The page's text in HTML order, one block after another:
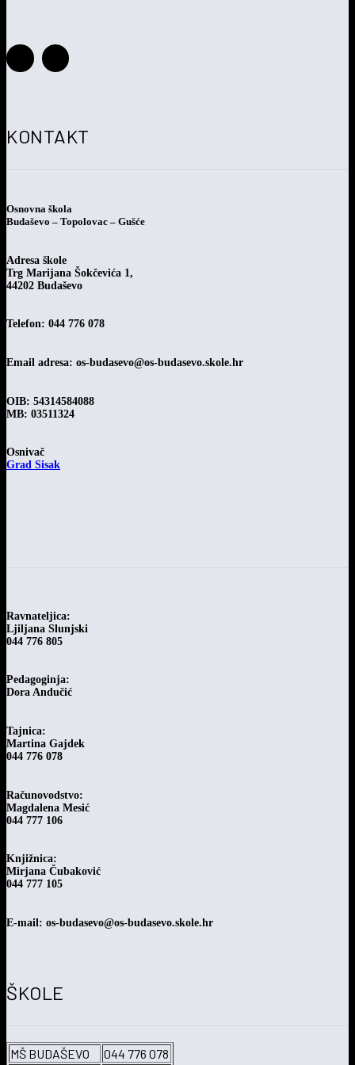
KONTAKT
Osnovna škola
Budaševo – Topolovac – Gušće
Adresa škole
Trg Marijana Šokčevića 1,
44202 Budaševo
Telefon: 044 776 078
Email adresa: os-budasevo@os-budasevo.skole.hr
OIB: 54314584088
MB: 03511324
Osnivač
Grad Sisak
Ravnateljica:
Ljiljana Slunjski
044 776 805
Pedagoginja:
Dora Andučić
Tajnica:
Martina Gajdek
044 776 078
Računovodstvo:
Magdalena Mesić
044 777 106
Knjižnica:
Mirjana Čubaković
044 777 105
E-mail: os-budasevo@os-budasevo.skole.hr
ŠKOLE
MŠ BUDAŠEVO 044 776 078